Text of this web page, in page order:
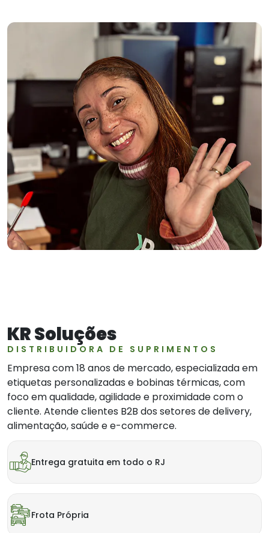
KR Soluções
DISTRIBUIDORA DE SUPRIMENTOS
Empresa com 18 anos de mercado, especializada em
etiquetas personalizadas e bobinas térmicas, com
foco em qualidade, agilidade e proximidade com o
cliente. Atende clientes B2B dos setores de delivery,
alimentação, saúde e e-commerce.
Entrega gratuita em todo o RJ
Frota Própria